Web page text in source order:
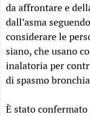
da affrontare e
dall’asma
considerare le
siano, che usano
inalatoria per
di spasmo
È stato